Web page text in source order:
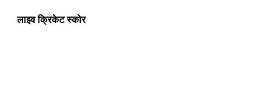
लाइव क्रिकेट स्कोर